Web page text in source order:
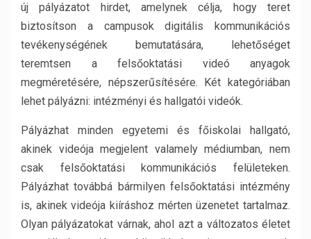
új pályázatot hirdet, amelynek célja, hogy teret
biztosítson a campusok digitális kommunikációs
tevékenységének bemutatására, lehetőséget
teremtsen a felsőoktatási videó anyagok
megméretésére, népszerűsítésére. Két kategóriában
lehet pályázni: intézményi és hallgatói videók.
Pályázhat minden egyetemi és főiskolai hallgató,
akinek videója megjelent valamely médiumban, nem
csak felsőoktatási kommunikációs felületeken.
Pályázhat továbbá bármilyen felsőoktatási intézmény
is, akinek videója kiíráshoz mérten üzenetet tartalmaz.
Olyan pályázatokat várnak, ahol azt a változatos életet